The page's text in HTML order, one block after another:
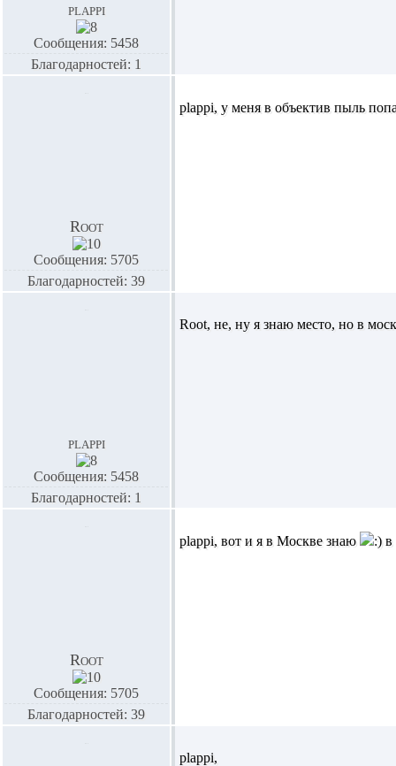
plappi
Сообщения: 5458
Благодарностей: 1
Root
Сообщения: 5705
Благодарностей: 39
plappi, у меня в объектив пыль
plappi
Сообщения: 5458
Благодарностей: 1
Root, не, ну я знаю место, но в
Root
Сообщения: 5705
Благодарностей: 39
plappi, вот и я в Москве знаю в
plappi,